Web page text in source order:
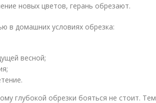
новых цветов, герань обрезают.
в домашних условиях обрезка:
весной;
глубокой обрезки бояться не стоит. Тем